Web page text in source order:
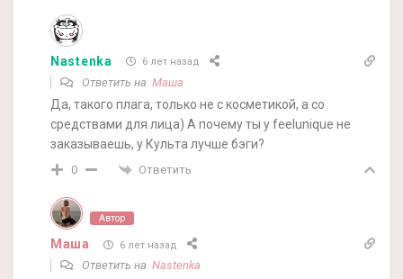
Nastenka 6 лет назад
Ответить на Маша
Да, такого плага, только не с косметикой, а со
средствами для лица) А почему ты у feelunique не
заказываешь, у Культа лучше бэги?
0 Ответить
Автор
Маша 6 лет назад
Ответить на Nastenka